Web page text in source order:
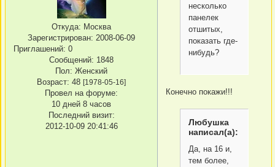
Откуда: Москва
Зарегистрирован: 2008-06-09
Приглашений: 0
Сообщений: 1848
Пол: Женский
Возраст: 48 [1978-05-16]
Провел на форуме:
10 дней 8 часов
Последний визит:
2012-10-09 20:41:46
несколько
панелек
отшитых,
показать где-
нибудь?
Конечно покажи!!!
Любушка
написал(а):
Да, на 16 и,
тем более,